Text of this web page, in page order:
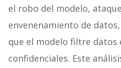
el robo del modelo,
envenenamiento de
que el modelo filtre datos
confidenciales. Este